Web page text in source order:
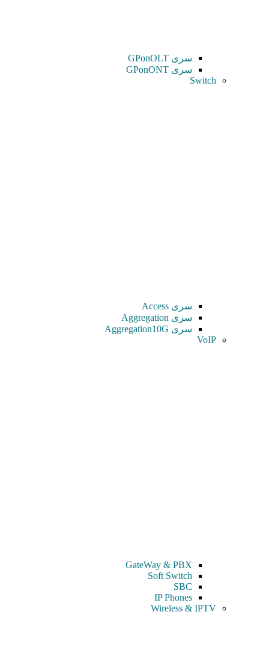
سری GPonOLT
سری GPonONT
Switch
سری Access
سری Aggregation
سری Aggregation10G
VoIP
GateWay & PBX
Soft Switch
SBC
IP Phones
Wireless & IPTV